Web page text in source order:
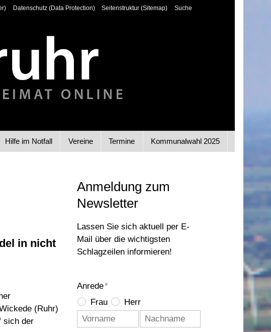
Datenschutz (Data Protection) Seitenstruktur (Sitemap) Suche
Hilfe im Notfall Vereine Termine Kommunalwahl 2025
in nicht
(Ruhr)
sich der
Anmeldung zum
Newsletter
Lassen Sie sich aktuell per E-
Mail über die wichtigsten
Schlagzeilen informieren!
Anrede*
Frau
Herr